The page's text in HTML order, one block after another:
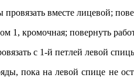
вместе лицевой;
1, кромочная; повернуть
с 1-й петлей левой
пока на левой спице не